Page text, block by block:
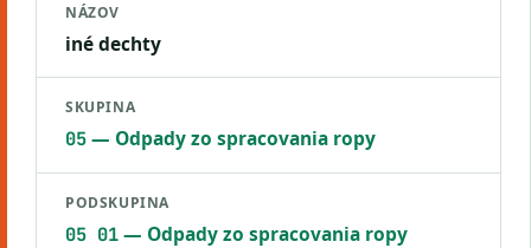
NÁZOV
iné dechty
SKUPINA
05— Odpady zo spracovania ropy
PODSKUPINA
05 01— Odpady zo spracovania ropy